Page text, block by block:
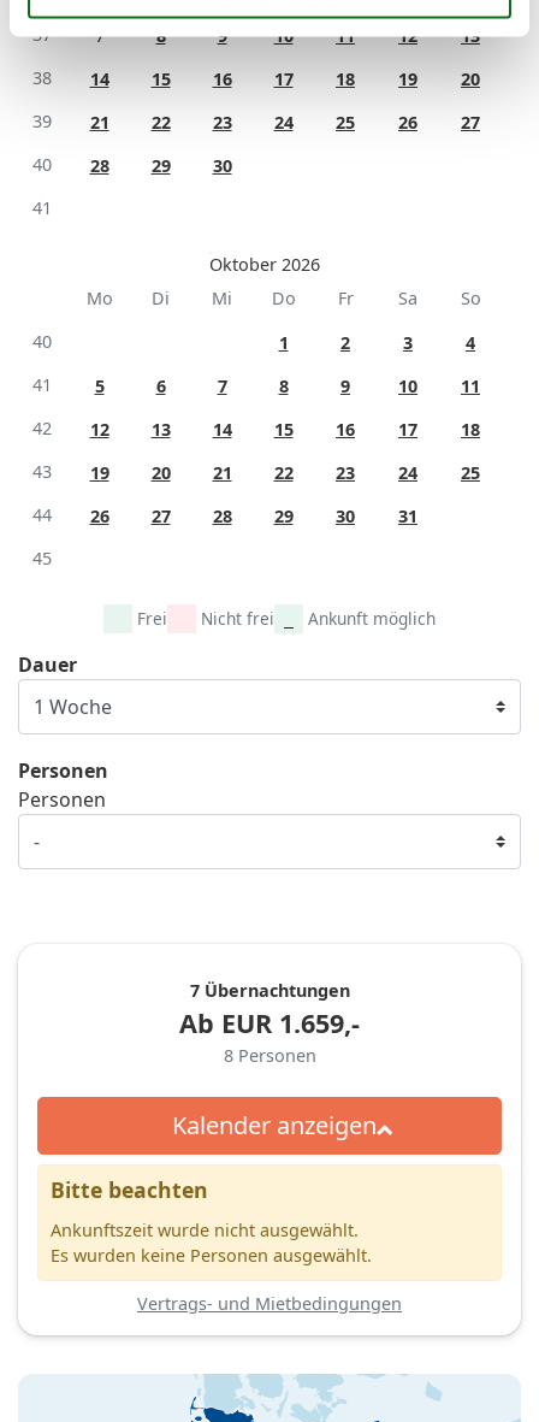
37
7 8 9 10 11 12
13
38
14 15 16 17 18 19
20
39
21 22 23 24 25 26
27
40
28 29
30
41
Oktober 2026
Mo
Di Mi Do Fr Sa
So
40
1 2 3
4
41
5 6 7 8 9 10
11
42
12 13 14 15 16 17
18
43
19 20 21 22 23 24
25
44
26 27 28 29 30
31
45
Frei Nicht frei Ankunft möglich
Dauer
Personen
Personen
7 Übernachtungen
Ab EUR 1.659,-
8 Personen
Kalender anzeigen
Bitte beachten
Ankunftszeit wurde nicht ausgewählt.
Es wurden keine Personen ausgewählt.
Vertrags- und Mietbedingungen